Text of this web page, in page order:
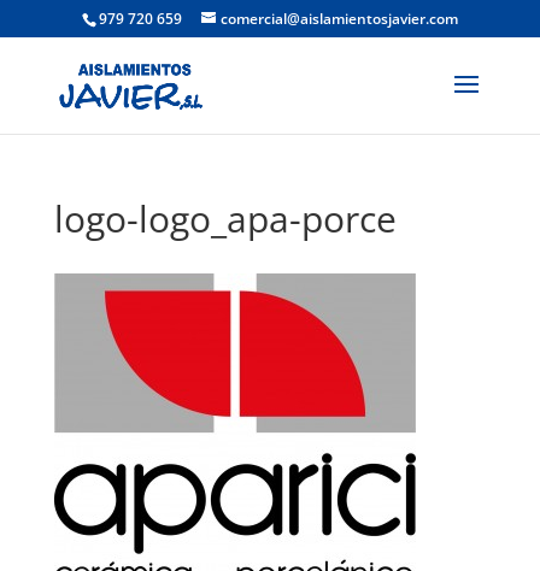
979 720 659 comercial@aislamientosjavier.com
logo-logo_apa-porce